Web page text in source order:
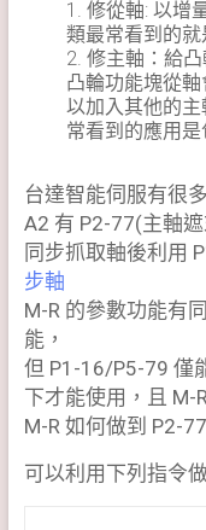
1. 修從軸: 以增
類最常看到的
2. 修主軸：給
凸輪功能塊從
以加入其他的
常看到的應用
台達智能伺服有很
A2 有 P2-77(主軸
同步抓取軸後利用
步軸
M-R 的參數功能有
能，
但 P1-16/P5-79 僅
下才能使用，且 M-
M-R 如何做到 P2-
可以利用下列指令